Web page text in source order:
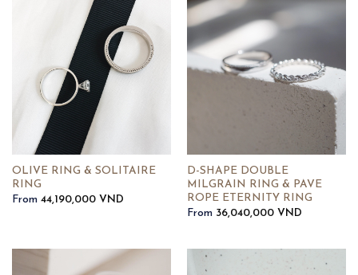
OLIVE RING & SOLITAIRE
RING
From 44,190,000 VND
D-SHAPE DOUBLE
MILGRAIN RING & PAVE
ROPE ETERNITY RING
From 36,040,000 VND